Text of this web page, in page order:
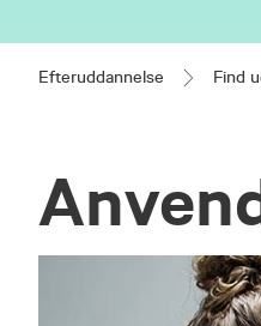
Efteruddannelse Find